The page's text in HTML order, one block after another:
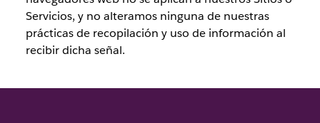
Servicios, y no alteramos ninguna de nuestras
prácticas de recopilación y uso de información al
recibir dicha señal.